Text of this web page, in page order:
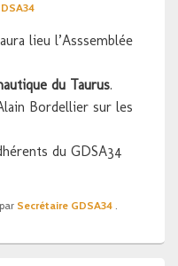
aura lieu l’Asssemblée
du Taurus.
Bordellier sur les
du GDSA34
par Secrétaire GDSA34 .